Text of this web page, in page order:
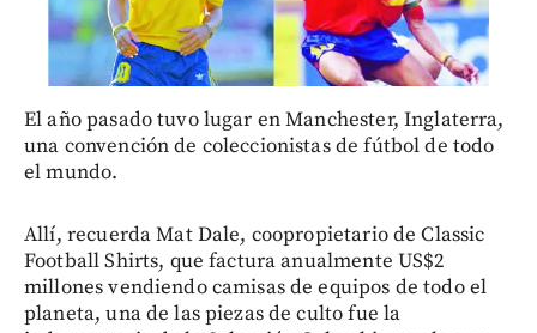
El año pasado tuvo lugar en Manchester, Inglaterra,
una convención de coleccionistas de fútbol de todo
el mundo.
Allí, recuerda Mat Dale, coopropietario de Classic
Football Shirts, que factura anualmente US$2
millones vendiendo camisas de equipos de todo el
planeta, una de las piezas de culto fue la